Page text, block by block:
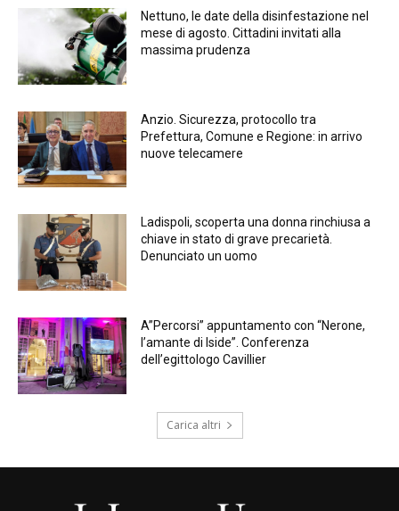
Nettuno, le date della disinfestazione nel
mese di agosto. Cittadini invitati alla
massima prudenza
Anzio. Sicurezza, protocollo tra
Prefettura, Comune e Regione: in arrivo
nuove telecamere
Ladispoli, scoperta una donna rinchiusa a
chiave in stato di grave precarietà.
Denunciato un uomo
A”Percorsi” appuntamento con “Nerone,
l’amante di Iside”. Conferenza
dell’egittologo Cavillier
Carica altri